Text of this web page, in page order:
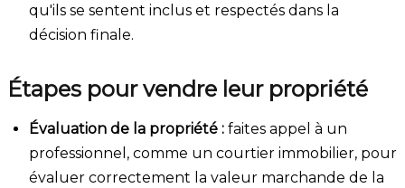
qu'ils se sentent inclus et respectés dans la
décision finale.
Étapes pour vendre leur propriété
Évaluation de la propriété : faites appel à un
professionnel, comme un courtier immobilier, pour
évaluer correctement la valeur marchande de la